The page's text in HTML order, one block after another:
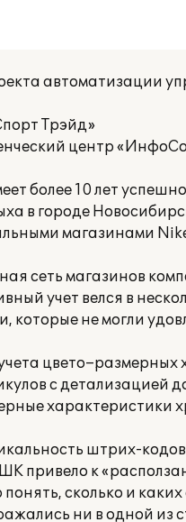
автоматизации
Трэйд»
центр
более 10 лет
в городе
магазинами
сеть магазинов
учет велся в
которые не могли
с детализацией
характеристики
штрих-
привело к
сколько и
ни в одной